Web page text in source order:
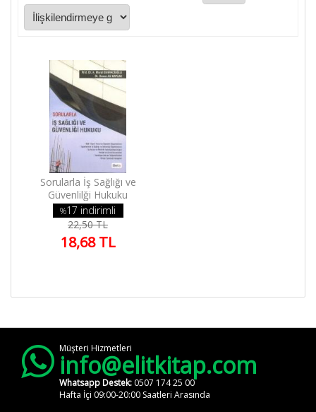
Sorularla İş Sağlığı ve
Güvenlilği Hukuku
%17 indirimli
22,50 TL
18,68 TL
2.SINIF
3.SINIF
Kitaplar
Kitaplar-
Final
Elit Kitap
Yardım
Sipariş
Takip
Yayınevleri
Kargo ve
Gizlilik ve
Güvenlik
Sipariş
Müşteri Hizmetleri
info@elitkitap.com
Whatsapp Destek: 0507 174 25 00
Hafta İçi 09:00-20:00 Saatleri Arasında